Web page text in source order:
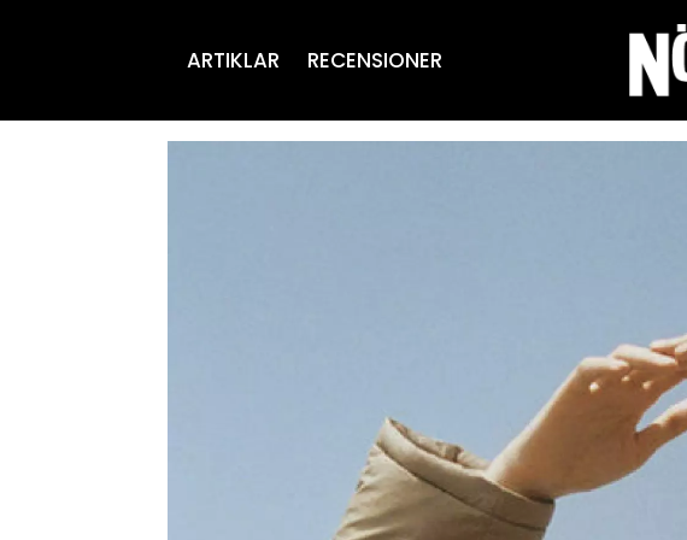
ARTIKLAR RECENSIONER